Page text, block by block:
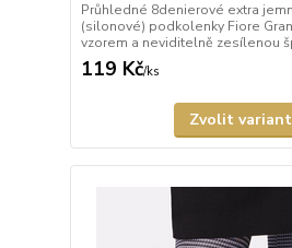
Průhledné 8denierové extra
(silonové) podkolenky Fiore
vzorem a neviditelně zesílenou
119 Kč/ks
Zvolit